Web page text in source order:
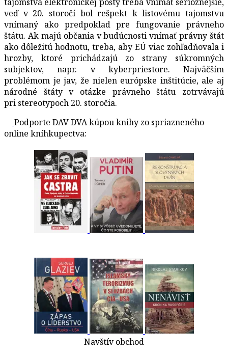
veď v 20. storočí bol rešpekt k listovému tajomstvu
vnímaný ako predpoklad pre fungovanie právneho
štátu. Ak majú občania v budúcnosti vnímať právny štát
ako dôležitú hodnotu, treba, aby EÚ viac zohľadňovala i
hrozby, ktoré prichádzajú zo strany súkromných
subjektov, napr. v kyberpriestore. Najväčším
problémom je jav, že nielen európske inštitúcie, ale aj
národné štáty v otázke právneho štátu zotrvávajú
pri stereotypoch 20. storočia.
Podporte DAV DVA kúpou knihy zo spriazneného
online kníhkupectva:
Navštív obchod